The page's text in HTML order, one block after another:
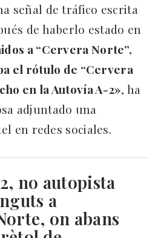
señal de tráfico escrita
de haberlo estado en
a “Cervera Norte”,
el rótulo de “Cervera
en la Autovía A-2», ha
adjuntado una
en redes sociales.
no autopista
a
on abans